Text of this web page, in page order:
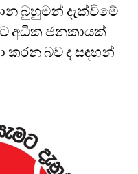
බුහුමන් දැක්වීමේ
අධික ජනකායක්
කරන බව ද සඳහන්